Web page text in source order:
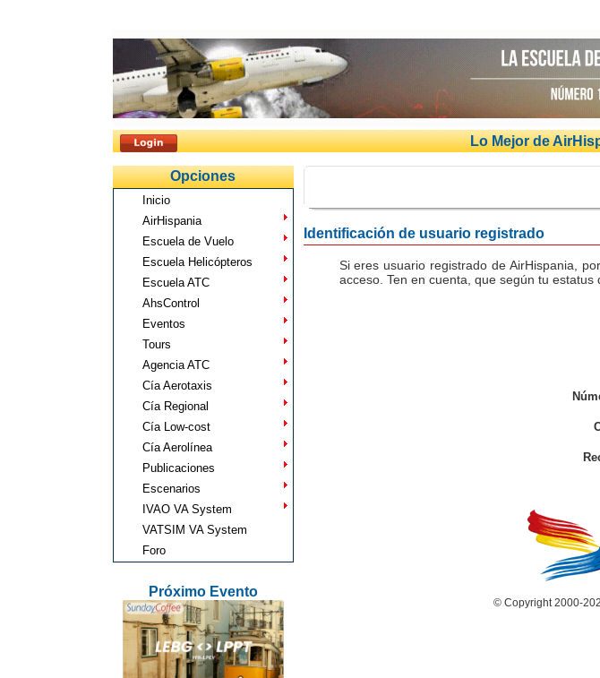
Lo Mejor de
Opciones
Inicio
AirHispania
Escuela de Vuelo
Escuela Helicópteros
Escuela ATC
AhsControl
Eventos
Tours
Agencia ATC
Cía Aerotaxis
Cía Regional
Cía Low-cost
Cía Aerolínea
Publicaciones
Escenarios
IVAO VA System
VATSIM VA System
Foro
Próximo Evento
Identificación de usuario registrado
Si eres usuario registrado de AirHispania,
acceso. Ten en cuenta, que según tu
© Copyright 2000-